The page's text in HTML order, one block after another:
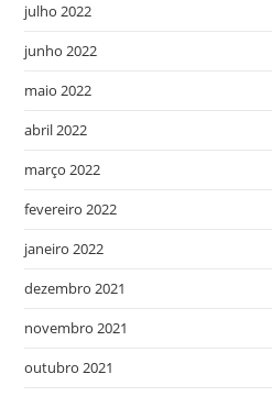
julho 2022
junho 2022
maio 2022
abril 2022
março 2022
fevereiro 2022
janeiro 2022
dezembro 2021
novembro 2021
outubro 2021